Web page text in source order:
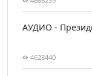
АУДИО -
4628440